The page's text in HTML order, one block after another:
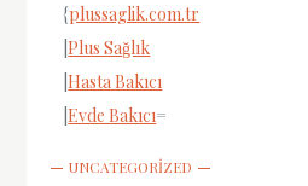
{plussaglik.com.tr
Plus Sağlık
|Hasta Bakıcı
|Evde Bakıcı=
UNCATEGORIZED